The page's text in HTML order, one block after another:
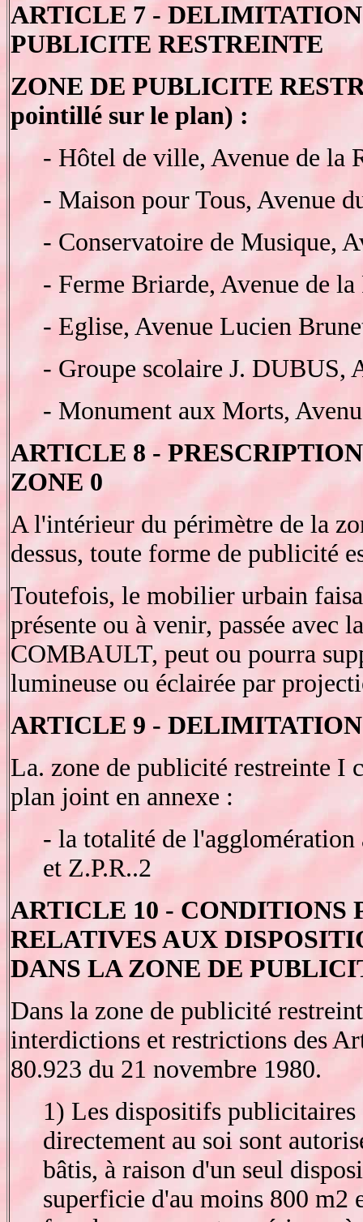
ARTICLE 7 -
PUBLICITE RESTREINTE
ZONE DE PUBLICITE
pointillé sur le plan) :
- Hôtel de ville, Avenue de la
- Maison pour Tous, Avenue
- Conservatoire de Musique,
- Ferme Briarde, Avenue de
- Eglise, Avenue Lucien
- Groupe scolaire J. DUBUS,
- Monument aux Morts,
ARTICLE 8 -
ZONE 0
A l'intérieur du périmètre de la
dessus, toute forme de publicité
Toutefois, le mobilier urbain
présente ou à venir, passée avec
COMBAULT, peut ou pourra
lumineuse ou éclairée par
ARTICLE 9 -
La. zone de publicité restreinte I
plan joint en annexe :
- la totalité de l'agglomération
et Z.P.R..2
ARTICLE 10 - CONDITIONS
RELATIVES AUX
DANS LA ZONE DE
Dans la zone de publicité
interdictions et restrictions des
80.923 du 21 novembre 1980.
1) Les dispositifs publicitaires
directement au soi sont
bâtis, à raison d'un seul
superficie d'au moins 800 m2